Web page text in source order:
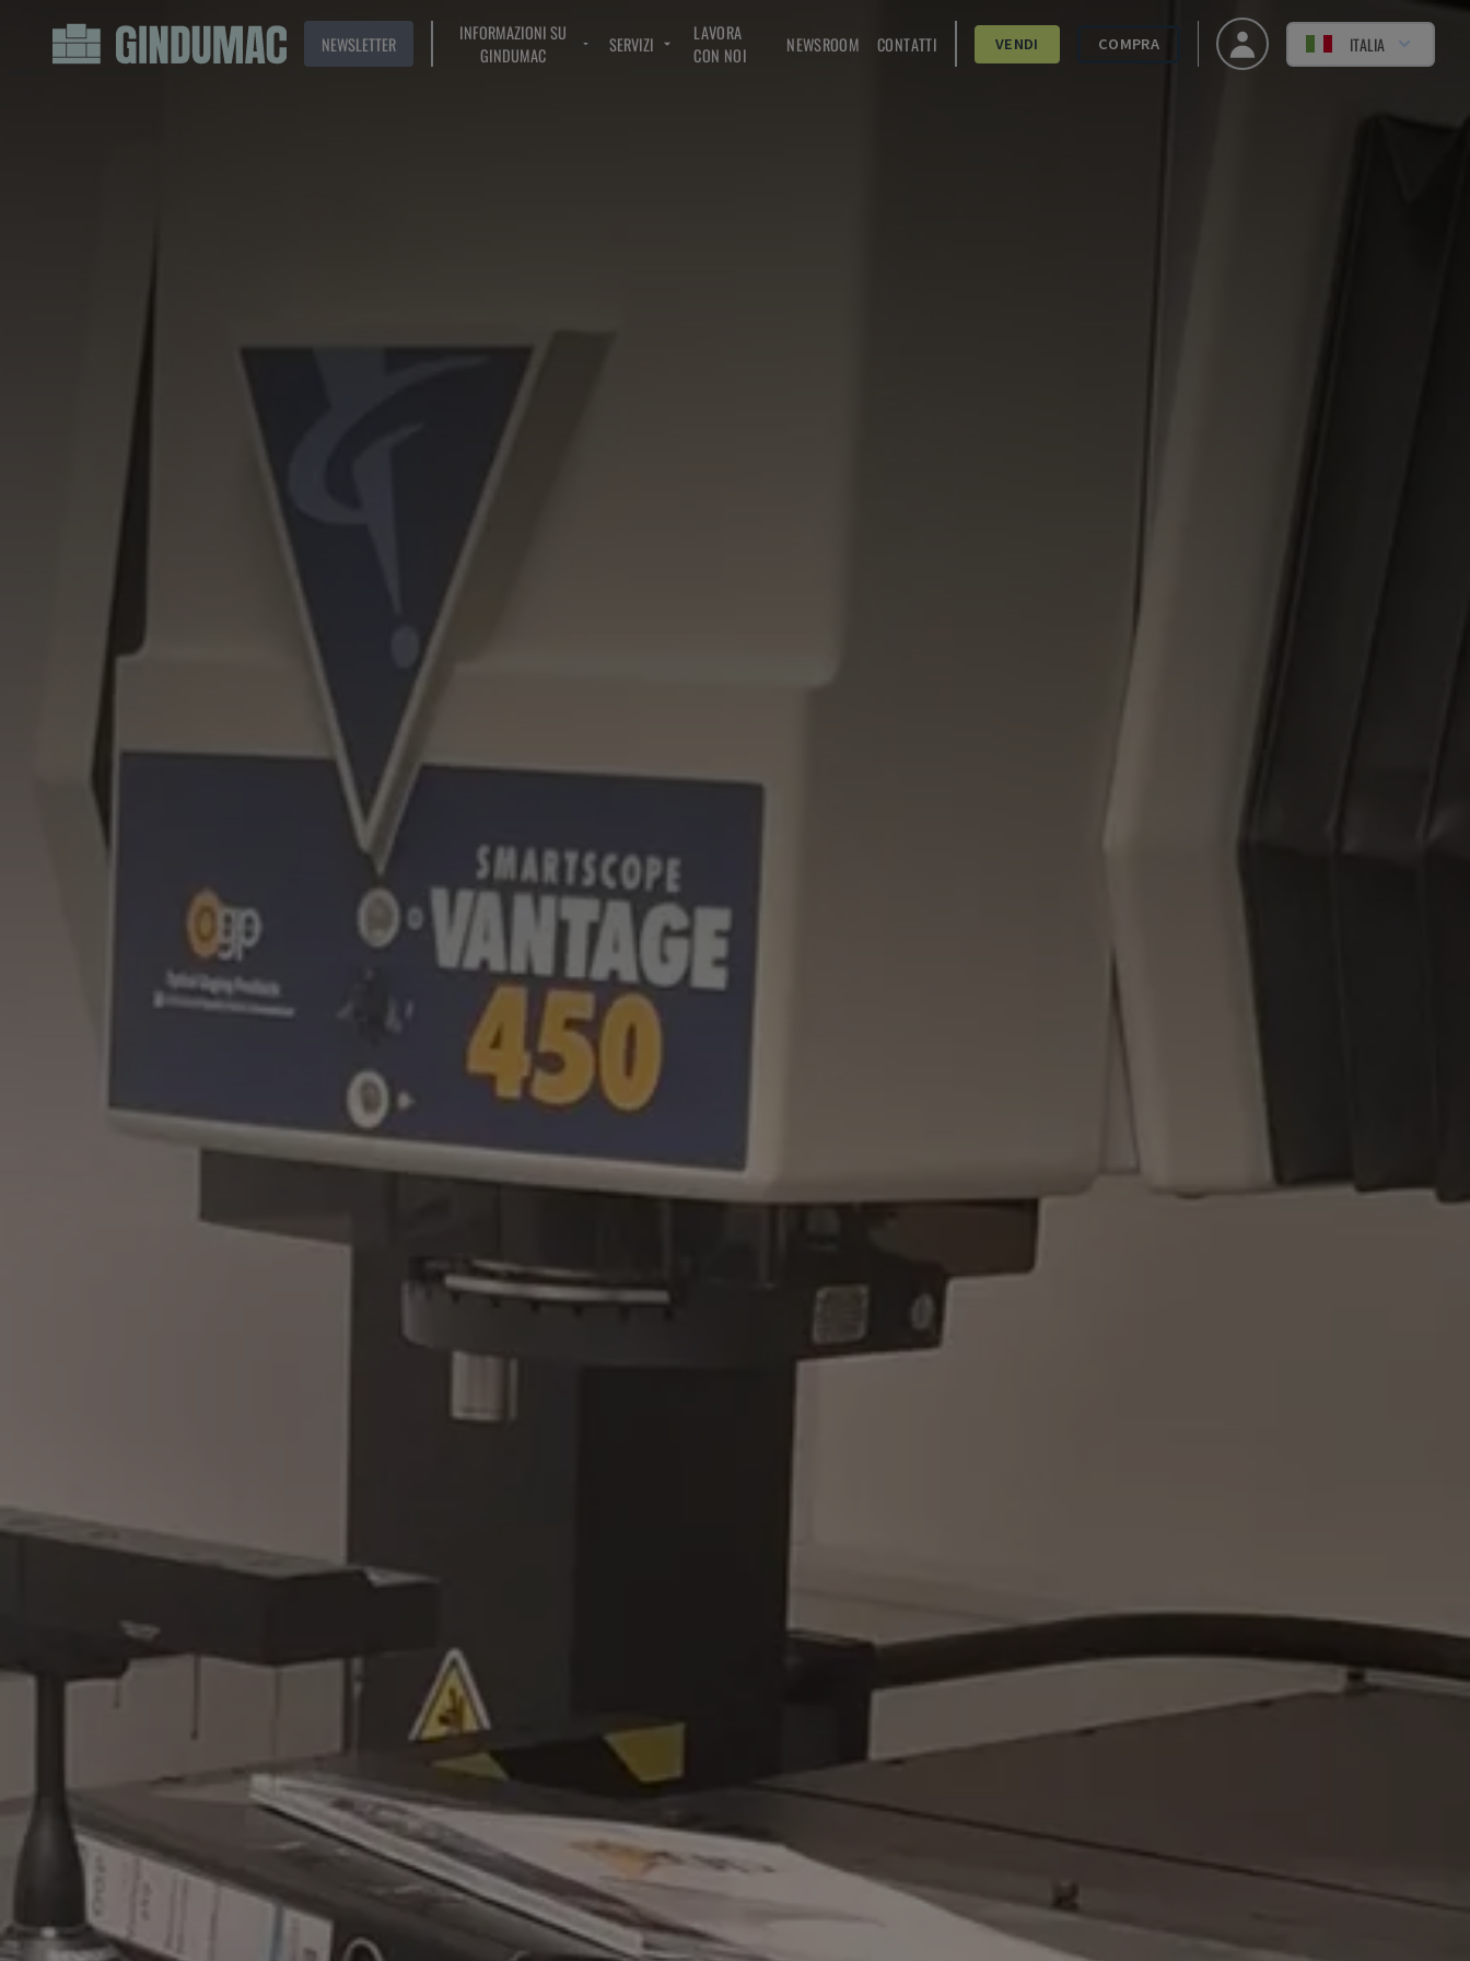
NEWSLETTER
INFORMAZIONI SU
GINDUMAC
SERVIZI
LAVORA
CON NOI
NEWSROOM CONTATTI VENDI COMPRA ITALIA